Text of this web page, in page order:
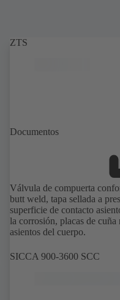
ZTS
Documentos
Válvula de compuerta
butt weld, tapa sellada a
superficie de contacto
la corrosión, placas de
asientos del cuerpo.
SICCA 900-3600 SCC